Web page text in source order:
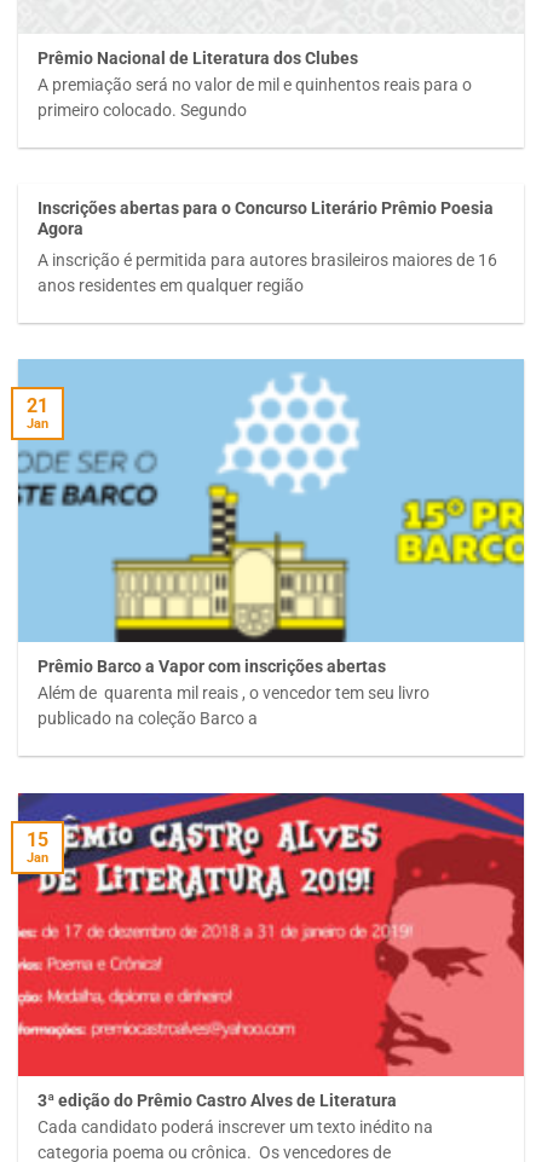
Prêmio Nacional de Literatura dos Clubes
A premiação será no valor de mil e quinhentos reais para o
primeiro colocado. Segundo
Inscrições abertas para o Concurso Literário Prêmio Poesia
Agora
A inscrição é permitida para autores brasileiros maiores de 16
anos residentes em qualquer região
Prêmio Barco a Vapor com inscrições abertas
Além de quarenta mil reais , o vencedor tem seu livro
publicado na coleção Barco a
21
Jan
3ª edição do Prêmio Castro Alves de Literatura
Cada candidato poderá inscrever um texto inédito na
categoria poema ou crônica. Os vencedores de
15
Jan